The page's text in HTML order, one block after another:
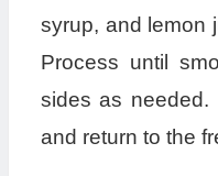
syrup, and lemon
Process until
sides as
and return to the